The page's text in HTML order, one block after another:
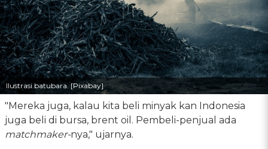
Ilustrasi batubara. [Pixabay]
"Mereka juga, kalau kita beli minyak kan Indonesia
juga beli di bursa, brent oil. Pembeli-penjual ada
matchmaker-nya," ujarnya.